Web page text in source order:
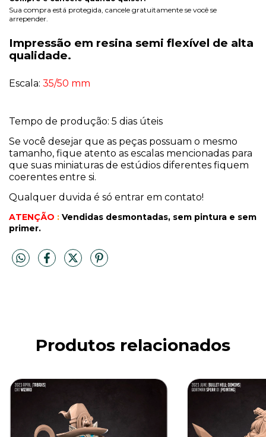
Sua compra está protegida, cancele gratuitamente se você se
arrepender.
Impressão em resina semi flexível de alta
qualidade.
Escala: 35/50 mm
Tempo de produção: 5 dias úteis
Se você desejar que as peças possuam o mesmo
tamanho, fique atento as escalas mencionadas para
que suas miniaturas de estúdios diferentes fiquem
coerentes entre si.
Qualquer duvida é só entrar em contato!
ATENÇÃO : Vendidas desmontadas, sem pintura e sem
primer.
Produtos relacionados